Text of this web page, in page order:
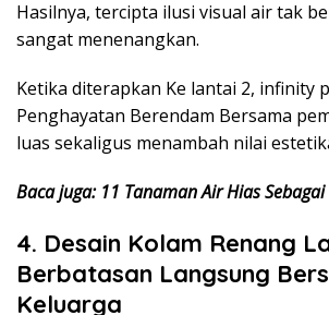
Hasilnya, tercipta ilusi visual air tak
sangat menenangkan.
Ketika diterapkan Ke lantai 2, infinity
Penghayatan Berendam Bersama
luas sekaligus menambah nilai
Baca juga: 11 Tanaman Air Hias
4. Desain Kolam Renang
Berbatasan Langsung
Keluarga